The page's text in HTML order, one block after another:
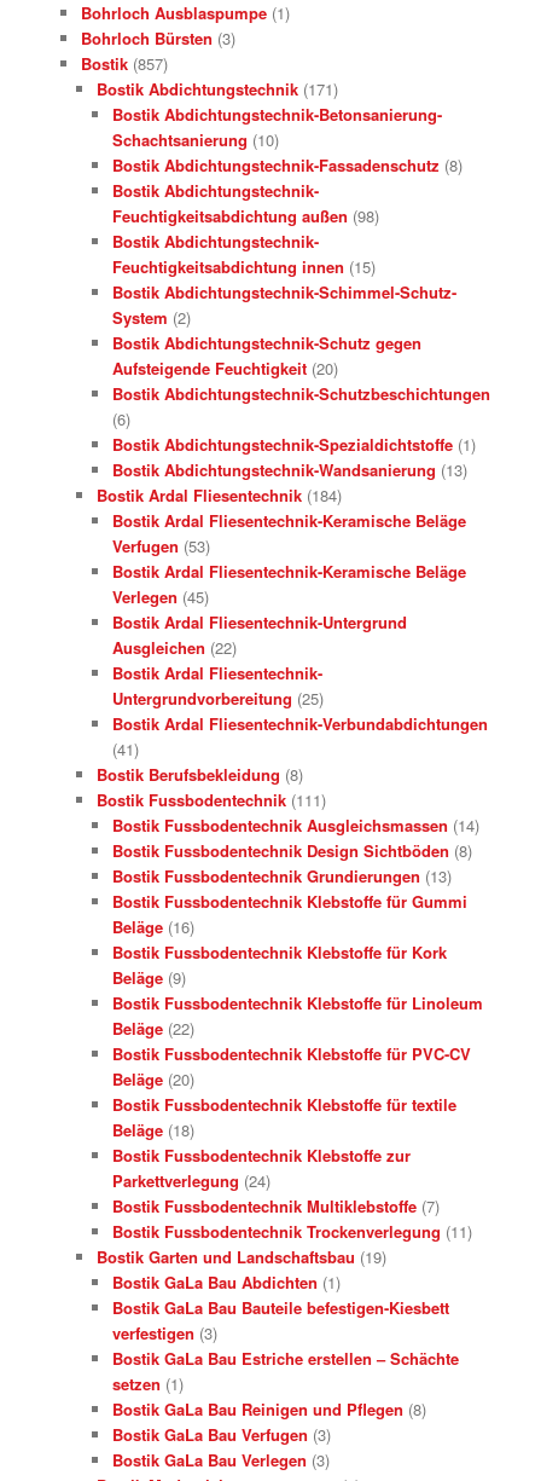
Bohrloch Ausblaspumpe (1)
Bohrloch Bürsten (3)
Bostik (857)
Bostik Abdichtungstechnik (171)
Bostik Abdichtungstechnik-Betonsanierung-
Schachtsanierung (10)
Bostik Abdichtungstechnik-Fassadenschutz (8)
Bostik Abdichtungstechnik-
Feuchtigkeitsabdichtung außen (98)
Bostik Abdichtungstechnik-
Feuchtigkeitsabdichtung innen (15)
Bostik Abdichtungstechnik-Schimmel-Schutz-
System (2)
Bostik Abdichtungstechnik-Schutz gegen
Aufsteigende Feuchtigkeit (20)
Bostik Abdichtungstechnik-Schutzbeschichtungen
(6)
Bostik Abdichtungstechnik-Spezialdichtstoffe (1)
Bostik Abdichtungstechnik-Wandsanierung (13)
Bostik Ardal Fliesentechnik (184)
Bostik Ardal Fliesentechnik-Keramische Beläge
Verfugen (53)
Bostik Ardal Fliesentechnik-Keramische Beläge
Verlegen (45)
Bostik Ardal Fliesentechnik-Untergrund
Ausgleichen (22)
Bostik Ardal Fliesentechnik-
Untergrundvorbereitung (25)
Bostik Ardal Fliesentechnik-Verbundabdichtungen
(41)
Bostik Berufsbekleidung (8)
Bostik Fussbodentechnik (111)
Bostik Fussbodentechnik Ausgleichsmassen (14)
Bostik Fussbodentechnik Design Sichtböden (8)
Bostik Fussbodentechnik Grundierungen (13)
Bostik Fussbodentechnik Klebstoffe für Gummi
Beläge (16)
Bostik Fussbodentechnik Klebstoffe für Kork
Beläge (9)
Bostik Fussbodentechnik Klebstoffe für Linoleum
Beläge (22)
Bostik Fussbodentechnik Klebstoffe für PVC-CV
Beläge (20)
Bostik Fussbodentechnik Klebstoffe für textile
Beläge (18)
Bostik Fussbodentechnik Klebstoffe zur
Parkettverlegung (24)
Bostik Fussbodentechnik Multiklebstoffe (7)
Bostik Fussbodentechnik Trockenverlegung (11)
Bostik Garten und Landschaftsbau (19)
Bostik GaLa Bau Abdichten (1)
Bostik GaLa Bau Bauteile befestigen-Kiesbett
verfestigen (3)
Bostik GaLa Bau Estriche erstellen – Schächte
setzen (1)
Bostik GaLa Bau Reinigen und Pflegen (8)
Bostik GaLa Bau Verfugen (3)
Bostik GaLa Bau Verlegen (3)